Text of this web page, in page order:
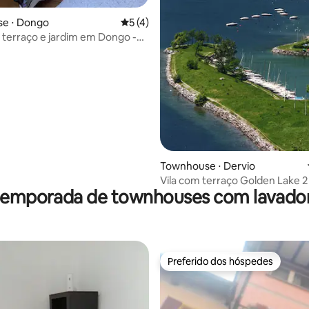
de 5, 20 avaliações
⋅ Dongo 5 de uma avaliação média de 5, 4
5 (4)
terraço e jardim em Dongo -
Townhouse ⋅ Dervio
Vila com terraço Golden Lake
do lago
de townhouses com
Preferido dos hóspedes
Preferido dos hóspedes